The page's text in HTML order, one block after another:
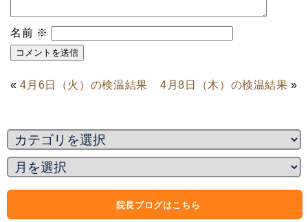
名前 ※
«4月6日（火）の検温結果 4月8日（木）の検温結果 »
院長ブログはこちら